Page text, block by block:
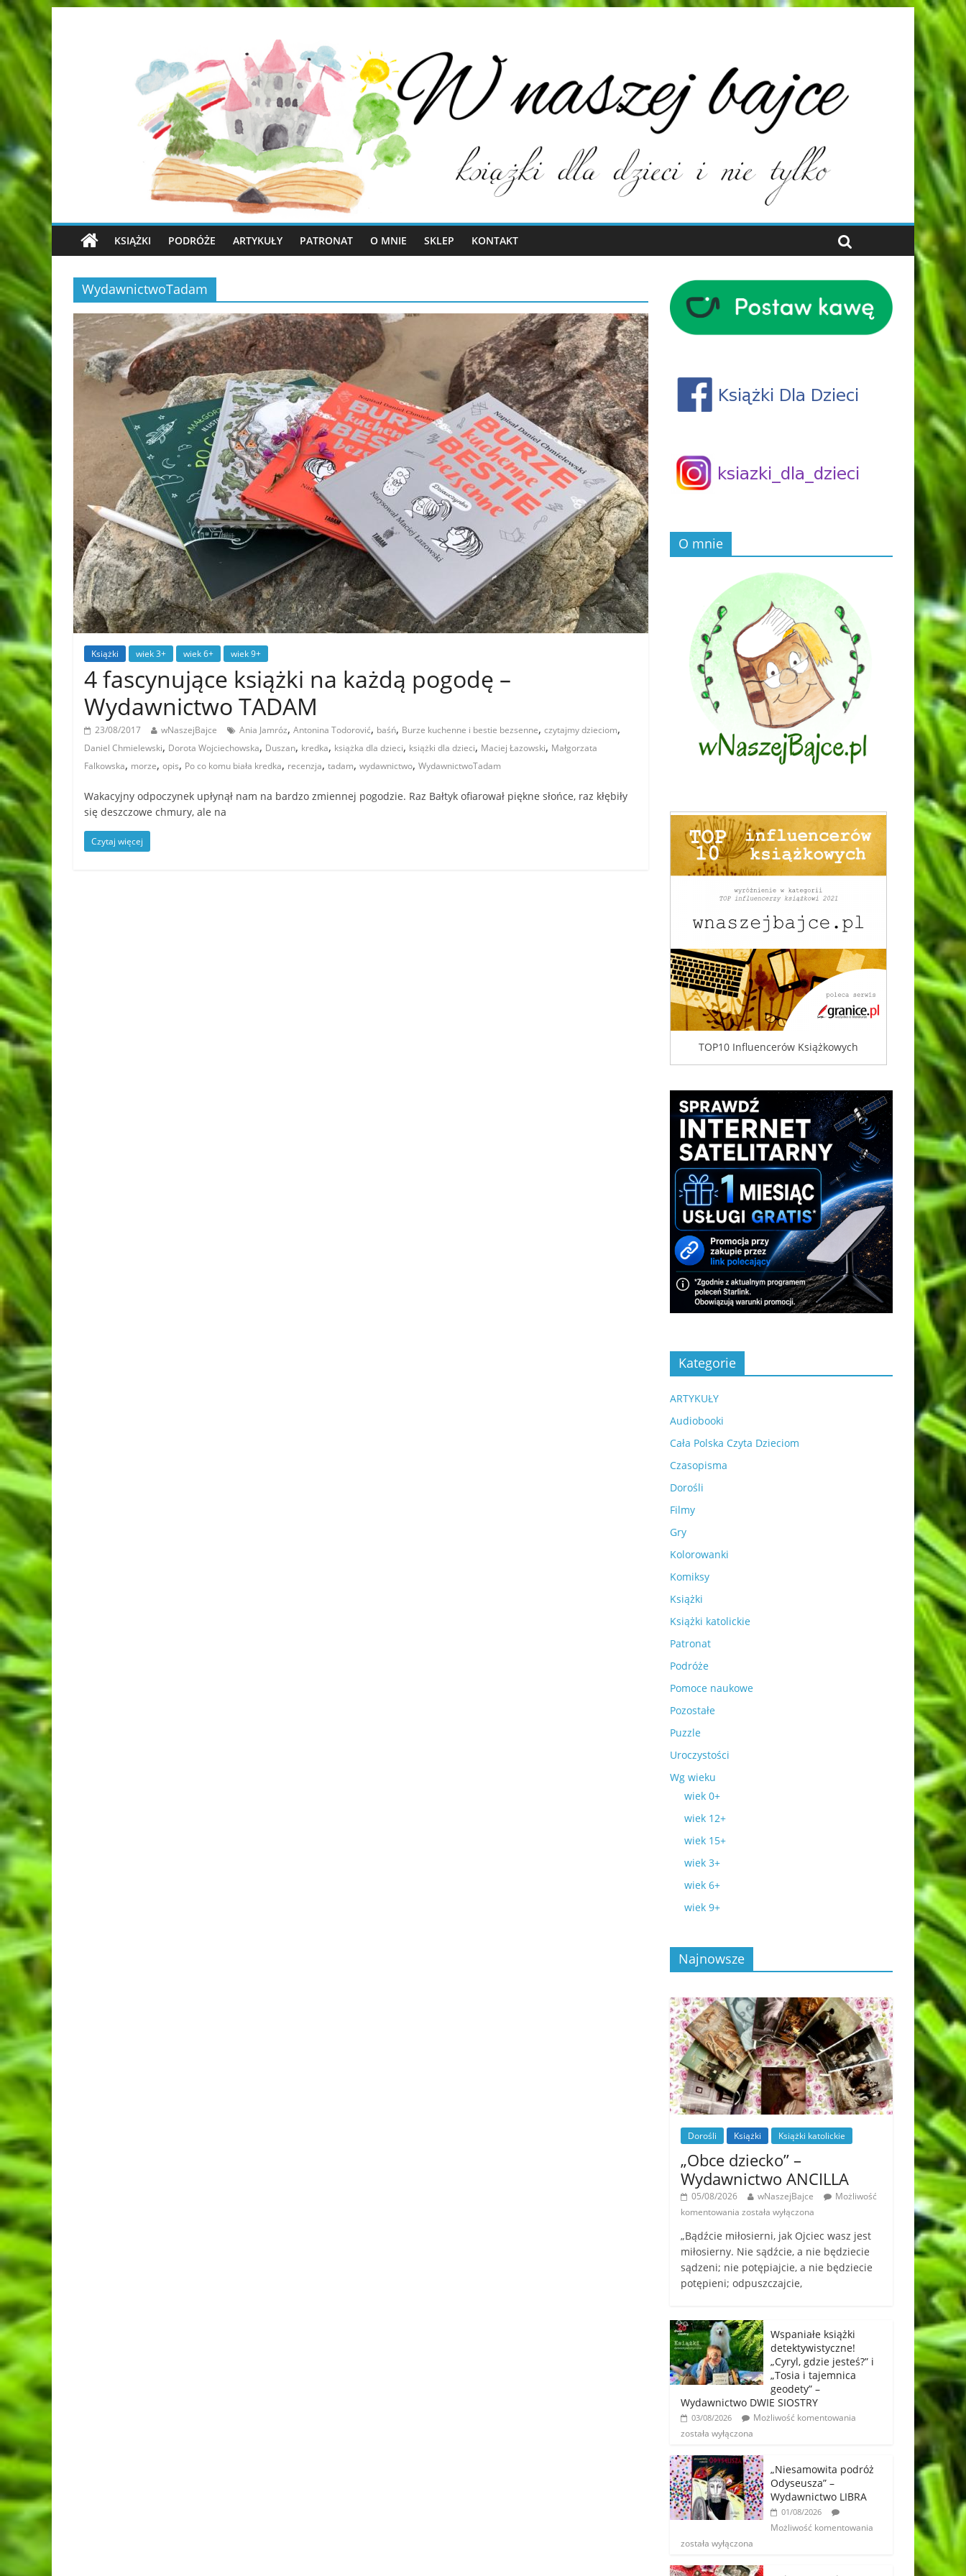
KSIĄŻKI PODRÓŻE ARTYKUŁY PATRONAT O MNIE SKLEP KONTAKT
WydawnictwoTadam
Książki wiek 3+ wiek 6+ wiek 9+
4 fascynujące książki na każdą pogodę –
Wydawnictwo TADAM
23/08/2017 wNaszejBajce Ania Jamróz, Antonina Todorović, baśń, Burze kuchenne i bestie bezsenne, czytajmy dzieciom,
Daniel Chmielewski, Dorota Wojciechowska, Duszan, kredka, książka dla dzieci, książki dla dzieci, Maciej Łazowski, Małgorzata
Falkowska, morze, opis, Po co komu biała kredka, recenzja, tadam, wydawnictwo, WydawnictwoTadam
Wakacyjny odpoczynek upłynął nam na bardzo zmiennej pogodzie. Raz Bałtyk ofiarował piękne słońce, raz kłębiły
się deszczowe chmury, ale na
Czytaj więcej
O mnie
TOP10 Influencerów Książkowych
Kategorie
ARTYKUŁY
Audiobooki
Cała Polska Czyta Dzieciom
Czasopisma
Dorośli
Filmy
Gry
Kolorowanki
Komiksy
Książki
Książki katolickie
Patronat
Podróże
Pomoce naukowe
Pozostałe
Puzzle
Uroczystości
Wg wieku
wiek 0+
wiek 12+
wiek 15+
wiek 3+
wiek 6+
wiek 9+
Najnowsze
Dorośli Książki Książki katolickie
„Obce dziecko” –
Wydawnictwo ANCILLA
05/08/2026 wNaszejBajce
Możliwość
komentowania została wyłączona
„Bądźcie miłosierni, jak Ojciec wasz jest
miłosierny. Nie sądźcie, a nie będziecie
sądzeni; nie potępiajcie, a nie będziecie
potępieni; odpuszczajcie,
Wspaniałe książki
detektywistyczne!
„Cyryl, gdzie jesteś?” i
„Tosia i tajemnica
geodety” –
Wydawnictwo DWIE SIOSTRY
03/08/2026
Możliwość komentowania
została wyłączona
„Niesamowita podróż
Odyseusza” –
Wydawnictwo LIBRA
01/08/2026
Możliwość komentowania
została wyłączona